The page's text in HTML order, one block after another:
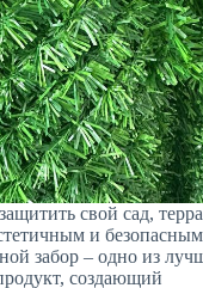
свой сад,
и безопасным
забор – одно из
создающий